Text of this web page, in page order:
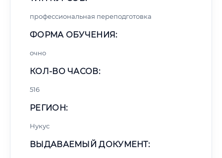
профессиональная переподготовка
ФОРМА ОБУЧЕНИЯ:
очно
КОЛ-ВО ЧАСОВ:
516
РЕГИОН:
Нукус
ВЫДАВАЕМЫЙ ДОКУМЕНТ: